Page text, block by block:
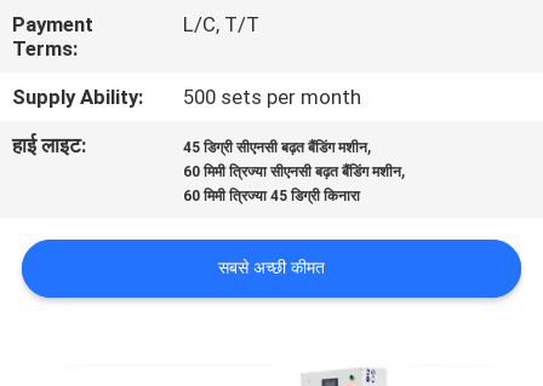
संपर्क
समाचार
एक
उद्धरण
Payment
Terms:
L/C, T/T
Supply Ability:
500 sets per month
हाई लाइट:
45 डिग्री सीएनसी बढ़त बैंडिंग मशीन,
60 मिमी त्रिज्या सीएनसी बढ़त बैंडिंग मशीन,
60 मिमी त्रिज्या 45 डिग्री किनारा
सबसे अच्छी कीमत